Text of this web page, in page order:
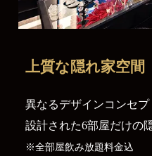
上質な隠れ家空間
異なるデザインコンセプ
設計された6部屋だけの
※全部屋飲み放題料金込